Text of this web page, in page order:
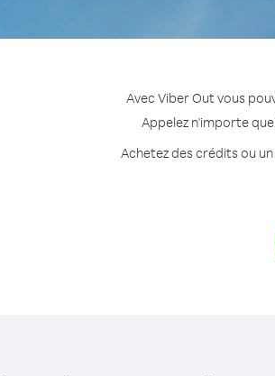
Avec Viber Out vous
Appelez n'importe
Achetez des crédits ou